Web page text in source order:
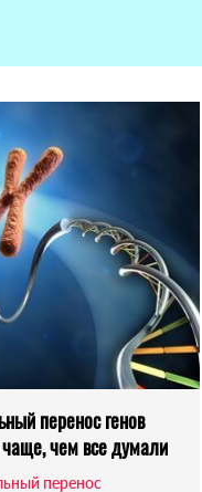
перенос генов
чаще, чем все думали
перенос